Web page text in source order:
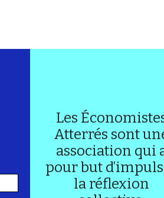
Les
Atterrés sont
association qui
pour but
la réflexion